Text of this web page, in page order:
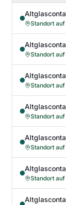
Standort
Standort
Standort
Standort
Standort
Standort